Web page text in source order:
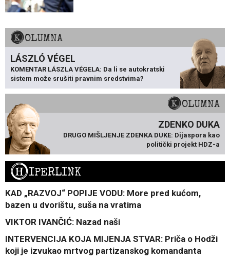
KOLUMNA
LÁSZLÓ VÉGEL
KOMENTAR LÁSZLA VÉGELA: Da li se autokratski
sistem može srušiti pravnim sredstvima?
KOLUMNA
ZDENKO DUKA
DRUGO MIŠLJENJE ZDENKA DUKE: Dijaspora kao
politički projekt HDZ-a
HIPERLINK
KAD „RAZVOJ“ POPIJE VODU: More pred kućom,
bazen u dvorištu, suša na vratima
VIKTOR IVANČIĆ: Nazad naši
INTERVENCIJA KOJA MIJENJA STVAR: Priča o Hodži
koji je izvukao mrtvog partizanskog komandanta